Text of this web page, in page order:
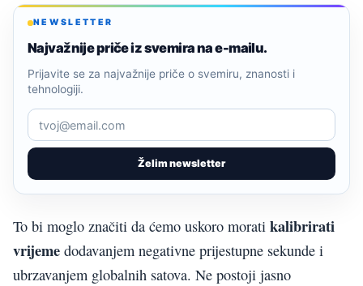
NEWSLETTER
Najvažnije priče iz svemira na e-mailu.
Želim newsletter
Prijavite se za najvažnije priče o svemiru, znanosti i
tehnologiji.
To bi moglo značiti da ćemo uskoro morati kalibrirati
vrijeme dodavanjem negativne prijestupne sekunde i
ubrzavanjem globalnih satova. Ne postoji jasno